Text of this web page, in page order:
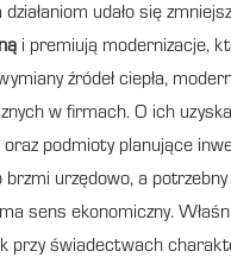
działaniom udało się
i premiują modernizacje,
źródeł ciepła,
w firmach. O ich
oraz podmioty planujące
brzmi urzędowo, a
sens ekonomiczny.
przy świadectwach